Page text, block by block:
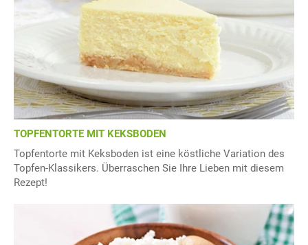
TOPFENTORTE MIT KEKSBODEN
Topfentorte mit Keksboden ist eine köstliche Variation des
Topfen-Klassikers. Überraschen Sie Ihre Lieben mit diesem
Rezept!